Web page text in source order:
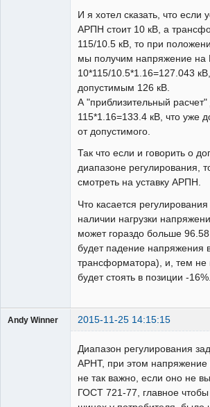
И я хотел сказать, что если
АРПН стоит 10 кВ, а
115/10.5 кВ, то при
мы получим напряжение на
10*115/10.5*1.16=127.043
допустимым 126 кВ.
А "приблизительный расчет"
115*1.16=133.4 кВ, что уже
от допустимого.
Так что если и говорить о
диапазоне регулирования,
смотреть на уставку АРПН.
Что касается
наличии нагрузки
может гораздо больше
будет падение напряжения
трансформатора), и, тем не
будет стоять в позиции -16%.
Andy Winner 2015-11-25 14:15:15
Диапазон регулирования
АРНТ, при этом
не так важно, если оно не
ГОСТ 721-77, главное